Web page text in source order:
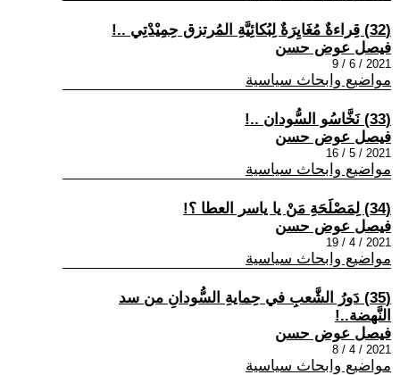
(32) قِراءةٌ مُغَايِرَةٌ لِبُكائِيَّةِ المُرتزق حِمِيْدْتِي ..!
فيصل عوض حسن
2021 / 6 / 9
مواضيع وابحاث سياسية
(33) نَخَّاسُو السُّودان ..!
فيصل عوض حسن
2021 / 5 / 16
مواضيع وابحاث سياسية
(34) لِمَصْلَحَةِ مَنْ يا ياسر العطا ؟!
فيصل عوض حسن
2021 / 4 / 19
مواضيع وابحاث سياسية
(35) دَورُ الشَّعبِ في حِمايةِ السُّودانِ من سد
النَّهضة..!
فيصل عوض حسن
2021 / 4 / 8
مواضيع وابحاث سياسية